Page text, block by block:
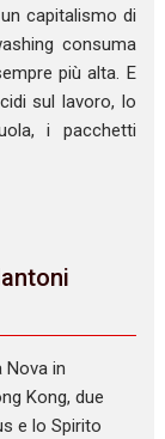
capitalismo di
consuma
più alta. E
sul lavoro, lo
i pacchetti
Nova in
Kong, due
e lo Spirito